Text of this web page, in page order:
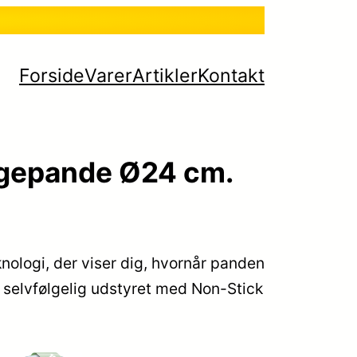
ForsideVarerArtiklerKontakt
Ø24 cm.
der viser dig, hvornår panden
udstyret med Non-Stick